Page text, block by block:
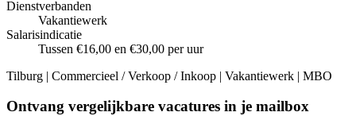
Dienstverbanden
Vakantiewerk
Salarisindicatie
Tussen €16,00 en €30,00 per uur
Tilburg | Commercieel / Verkoop / Inkoop | Vakantiewerk | MBO
Ontvang vergelijkbare vacatures in je mailbox